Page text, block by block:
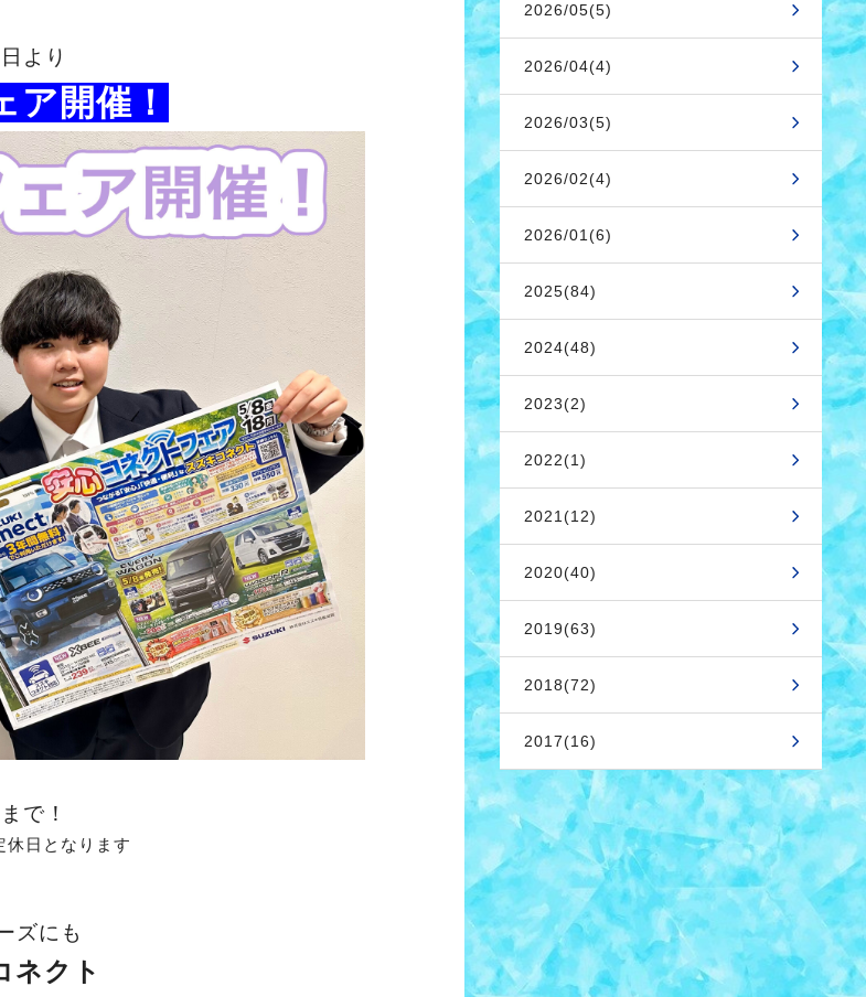
より
ア開催！
で！
休日となります
ズにも
ネクト
2026/05(5)
2026/04(4)
2026/03(5)
2026/02(4)
2026/01(6)
2025(84)
2024(48)
2023(2)
2022(1)
2021(12)
2020(40)
2019(63)
2018(72)
2017(16)